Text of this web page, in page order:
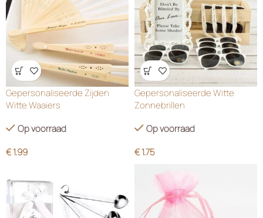
Wensenlijst
Gepersonaliseerde Zijden
Witte Waaiers
Op voorraad
€1.99
Wensenlijst
Gepersonaliseerde Witte
Zonnebrillen
Op voorraad
€1.75